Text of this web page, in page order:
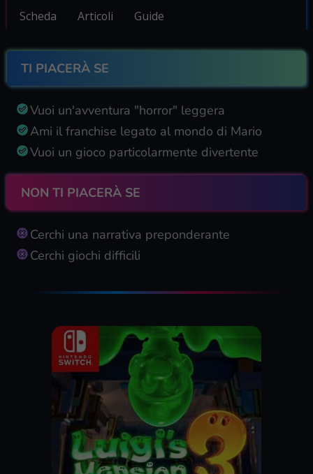
Scheda Articoli Guide
TI PIACERÀ SE
Vuoi un'avventura "horror" leggera
Ami il franchise legato al mondo di Mario
Vuoi un gioco particolarmente divertente
NON TI PIACERÀ SE
Cerchi una narrativa preponderante
Cerchi giochi difficili